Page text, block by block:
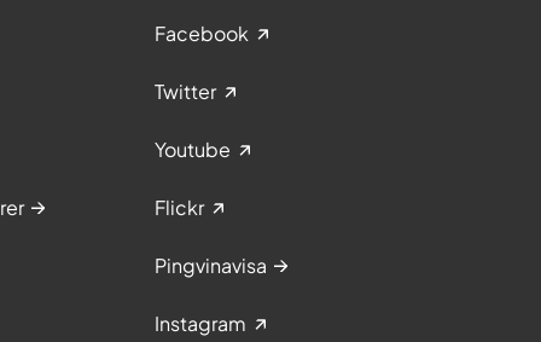
Facebook
Twitter
Youtube
Flickr
Pingvinavisa
Instagram